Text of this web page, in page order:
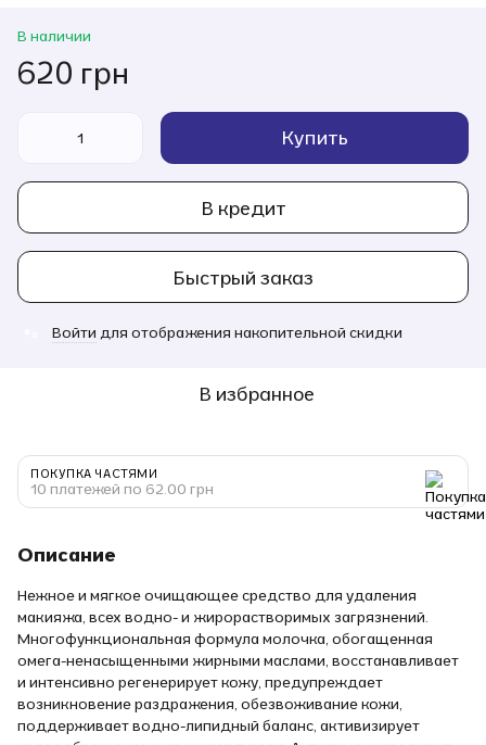
В наличии
620 грн
Купить
В кредит
Быстрый заказ
Войти для отображения накопительной скидки
В избранное
ПОКУПКА ЧАСТЯМИ
10 платежей по 62.00 грн
Описание
Нежное и мягкое очищающее средство для удаления
макияжа, всех водно- и жирорастворимых загрязнений.
Многофункциональная формула молочка, обогащенная
омега-ненасыщенными жирными маслами, восстанавливает
и интенсивно регенерирует кожу, предупреждает
возникновение раздражения, обезвоживание кожи,
поддерживает водно-липидный баланс, активизирует